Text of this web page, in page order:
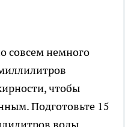
совсем немного
чтобы
Подготовьте 15
воды